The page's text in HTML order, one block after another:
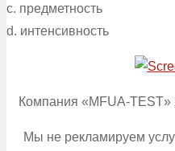
c. предметность
d. интенсивность
Компания «MFUA-
Мы не рекламируем